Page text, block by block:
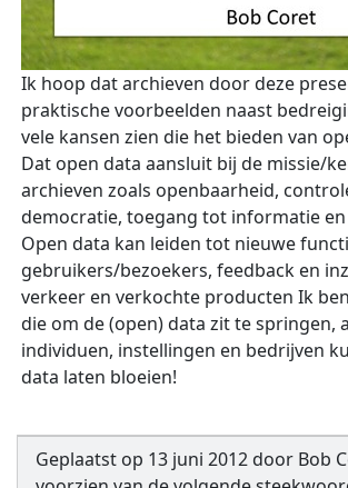
Ik hoop dat archieven door deze
praktische voorbeelden naast
vele kansen zien die het bieden van
Dat open data aansluit bij de missie/
archieven zoals openbaarheid,
democratie, toegang tot informatie
Open data kan leiden tot nieuwe
gebruikers/bezoekers, feedback en
verkeer en verkochte producten Ik
die om de (open) data zit te springen,
individuen, instellingen en bedrijven
data laten bloeien!
Geplaatst op 13 juni 2012door Bob